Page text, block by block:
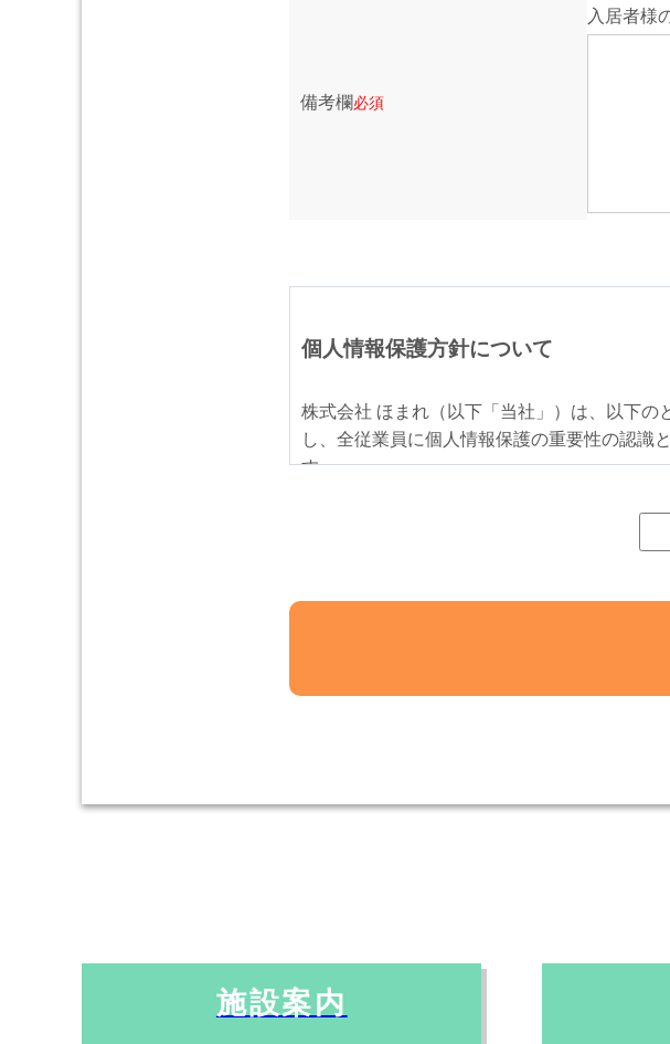
備考欄必須
入居者様
個人情報保護方針について
株式会社 ほまれ（以下「当社」）は、以下
し、全従業員に個人情報保護の重要性の認識
す。
ん・漏洩などを防止するため、セキュリティ
個人情報の第三者への開示・提供の禁止
お客さまが希望されるサービスを行なう
法令に基づき開示することが必要である
施設案内